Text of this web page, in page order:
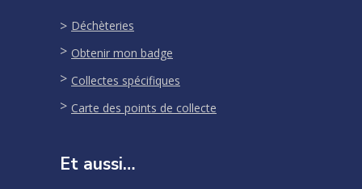
Déchèteries
Obtenir mon badge
Collectes spécifiques
Carte des points de collecte
Et aussi…